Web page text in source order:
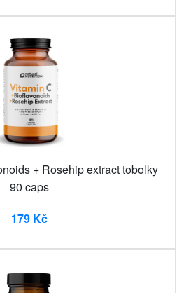
+ Rosehip extract tobolky
90 caps
179 Kč